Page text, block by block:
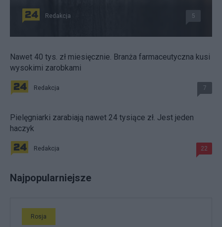
Redakcja 5
Nawet 40 tys. zł miesięcznie. Branża farmaceutyczna kusi
wysokimi zarobkami
Redakcja 7
Pielęgniarki zarabiają nawet 24 tysiące zł. Jest jeden
haczyk
Redakcja 22
Najpopularniejsze
Rosja